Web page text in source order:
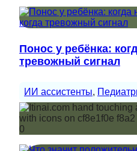
Понос у ребёнка:
тревожный сигнал
ИИ ассистенты,